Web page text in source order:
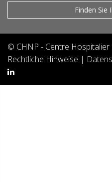
Finden Sie
© CHNP - Centre
Rechtliche Hinweise |